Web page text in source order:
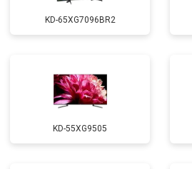
KD-65XG7096BR2
KD-55XG9505